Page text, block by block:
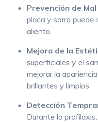
Prevención de
placa y sarro puede
aliento.
Mejora de la
superficiales y el
mejorar la
brillantes y limpios.
Detección
Durante la